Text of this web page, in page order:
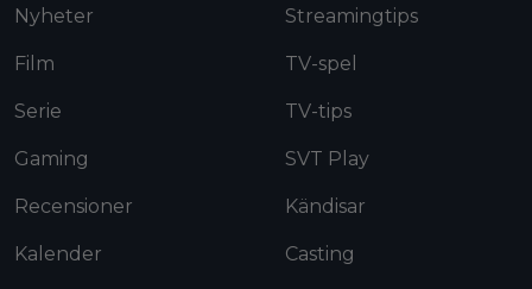
Nyheter
Film
Serie
Gaming
Recensioner
Kalender
Streamingtips
TV-spel
TV-tips
SVT Play
Kändisar
Casting